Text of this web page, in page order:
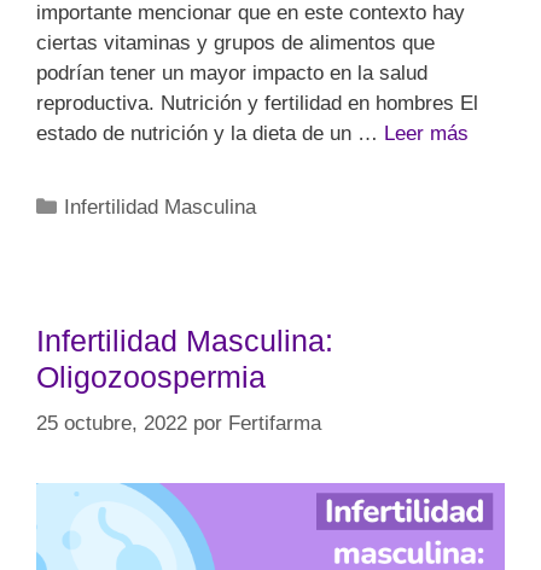
importante mencionar que en este contexto hay
ciertas vitaminas y grupos de alimentos que
podrían tener un mayor impacto en la salud
reproductiva. Nutrición y fertilidad en hombres El
estado de nutrición y la dieta de un … Leer más
Infertilidad Masculina
Infertilidad Masculina:
Oligozoospermia
25 octubre, 2022 por Fertifarma